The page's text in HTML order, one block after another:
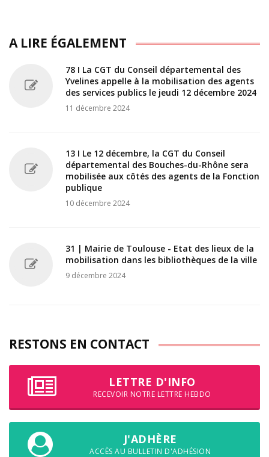
A LIRE ÉGALEMENT
78 I La CGT du Conseil départemental des
Yvelines appelle à la mobilisation des agents
des services publics le jeudi 12 décembre 2024
11 décembre 2024
13 I Le 12 décembre, la CGT du Conseil
départemental des Bouches-du-Rhône sera
mobilisée aux côtés des agents de la Fonction
publique
10 décembre 2024
31 | Mairie de Toulouse - Etat des lieux de la
mobilisation dans les bibliothèques de la ville
9 décembre 2024
RESTONS EN CONTACT
LETTRE D'INFO
RECEVOIR NOTRE LETTRE HEBDO
J'ADHÈRE
ACCÈS AU BULLETIN D'ADHÉSION